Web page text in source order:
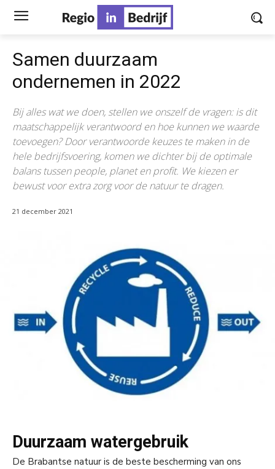
Samen duurzaam
ondernemen in 2022
Bij alles wat we doen, stellen we onszelf de vragen: is dit
maatschappelijk verantwoord en hoe kunnen we waarde
toevoegen? Door verantwoorde keuzes te maken in de
hele bedrijfsvoering, komen we dichter bij de optimale
balans tussen people, planet en profit. We kiezen er
bewust voor extra zorg voor de natuur te dragen.
21 december 2021
Duurzaam watergebruik
De Brabantse natuur is de beste bescherming van ons